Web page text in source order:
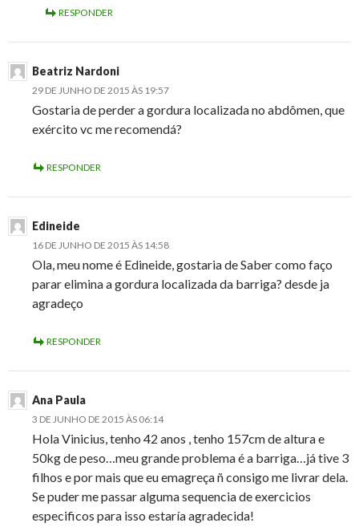
RESPONDER
Beatriz Nardoni
29 DE JUNHO DE 2015 ÀS 19:57
Gostaria de perder a gordura localizada no abdômen, que
exército vc me recomendá?
RESPONDER
Edineide
16 DE JUNHO DE 2015 ÀS 14:58
Ola, meu nome é Edineide, gostaria de Saber como faço
parar elimina a gordura localizada da barriga? desde ja
agradeço
RESPONDER
Ana Paula
3 DE JUNHO DE 2015 ÀS 06:14
Hola Vinicius, tenho 42 anos , tenho 157cm de altura e
50kg de peso…meu grande problema é a barriga…já tive 3
filhos e por mais que eu emagreça ñ consigo me livrar dela.
Se puder me passar alguma sequencia de exercicios
especificos para isso estaría agradecida!